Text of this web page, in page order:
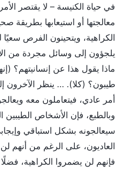
في حياة الكنيسة – لا يقتصر
معالجتها أو استيعابها بطريقة
الكراهية، ويتحينون الفرص سعيًا
يلجؤون إلى وسائل مجردة من
ماذا يقول هذا عن إنسانيتهم؟
طيبون؟ (كلا). ... ينظر الآخرون
أمر عادي، فيتعاملون معه
وبالطبع، فإن الأشخاص الطيبين
سيعالجونه بشكل استباقي
العاديون، على الرغم من أنهم
فإنهم لن يضمروا الكراهية،